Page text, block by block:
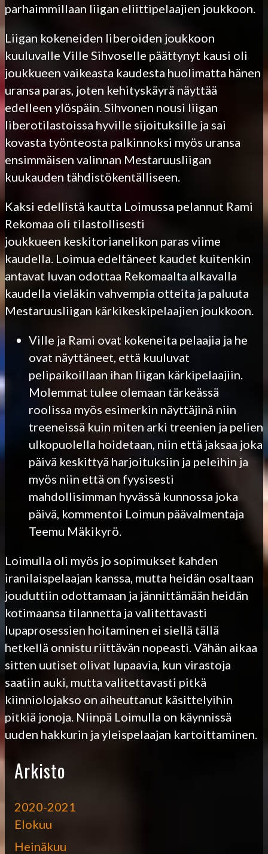
parhaimmillaan liigan eliittipelaajien joukkoon.
Liigan kokeneiden liberoiden joukkoon
kuuluvalle Ville Sihvoselle päättynyt kausi oli
joukkueen vaikeasta kaudesta huolimatta hänen
uransa paras, joten kehityskäyrä näyttää
edelleen ylöspäin. Sihvonen nousi liigan
liberotilastoissa hyville sijoituksille ja sai
kovasta työnteosta palkinnoksi myös uransa
ensimmäisen valinnan Mestaruusliigan
kuukauden tähdistökentälliseen.
Kaksi edellistä kautta Loimussa pelannut Rami
Rekomaa oli tilastollisesti
joukkueen keskitorianelikon paras viime
kaudella. Loimua edeltäneet kaudet kuitenkin
antavat luvan odottaa Rekomaalta alkavalla
kaudella vieläkin vahvempia otteita ja paluuta
Mestaruusliigan kärkikeskipelaajien joukkoon.
Ville ja Rami ovat kokeneita pelaajia ja he
ovat näyttäneet, että kuuluvat
pelipaikoillaan ihan liigan kärkipelaajiin.
Molemmat tulee olemaan tärkeässä
roolissa myös esimerkin näyttäjinä niin
treeneissä kuin miten arki treenien ja pelien
ulkopuolella hoidetaan, niin että jaksaa joka
päivä keskittyä harjoituksiin ja peleihin ja
myös niin että on fyysisesti
mahdollisimman hyvässä kunnossa joka
päivä, kommentoi Loimun päävalmentaja
Teemu Mäkikyrö.
Loimulla oli myös jo sopimukset kahden
iranilaispelaajan kanssa, mutta heidän osaltaan
jouduttiin odottamaan ja jännittämään heidän
kotimaansa tilannetta ja valitettavasti
lupaprosessien hoitaminen ei siellä tällä
hetkellä onnistu riittävän nopeasti. Vähän aikaa
sitten uutiset olivat lupaavia, kun virastoja
saatiin auki, mutta valitettavasti pitkä
kiinniolojakso on aiheuttanut käsittelyihin
pitkiä jonoja. Niinpä Loimulla on käynnissä
uuden hakkurin ja yleispelaajan kartoittaminen.
Arkisto
2020-2021
Elokuu
Heinäkuu